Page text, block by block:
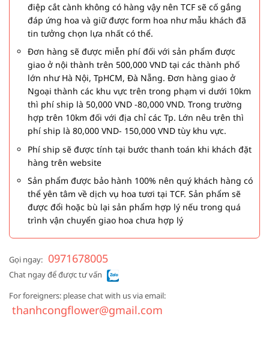
điệp cắt cành không có hàng vậy nên TCF sẽ cố gắng
đáp ứng hoa và giữ được form hoa như mẫu khách đã
tin tưởng chọn lựa nhất có thể.
Đơn hàng sẽ được miễn phí đối với sản phẩm được
giao ở nội thành trên 500,000 VND tại các thành phố
lớn như Hà Nội, TpHCM, Đà Nẵng. Đơn hàng giao ở
Ngoại thành các khu vực trên trong phạm vi dưới 10km
thì phí ship là 50,000 VND -80,000 VND. Trong trường
hợp trên 10km đối với địa chỉ các Tp. Lớn nêu trên thì
phí ship là 80,000 VND- 150,000 VND tùy khu vực.
Phí ship sẽ được tính tại bước thanh toán khi khách đặt
hàng trên website
Sản phẩm được bảo hành 100% nên quý khách hàng có
thể yên tâm về dịch vụ hoa tươi tại TCF. Sản phẩm sẽ
được đổi hoặc bù lại sản phẩm hợp lý nếu trong quá
trình vận chuyển giao hoa chưa hợp lý
Gọi ngay: 0971678005
Chat ngay để được tư vấn
For foreigners: please chat with us via email:
thanhcongflower@gmail.com